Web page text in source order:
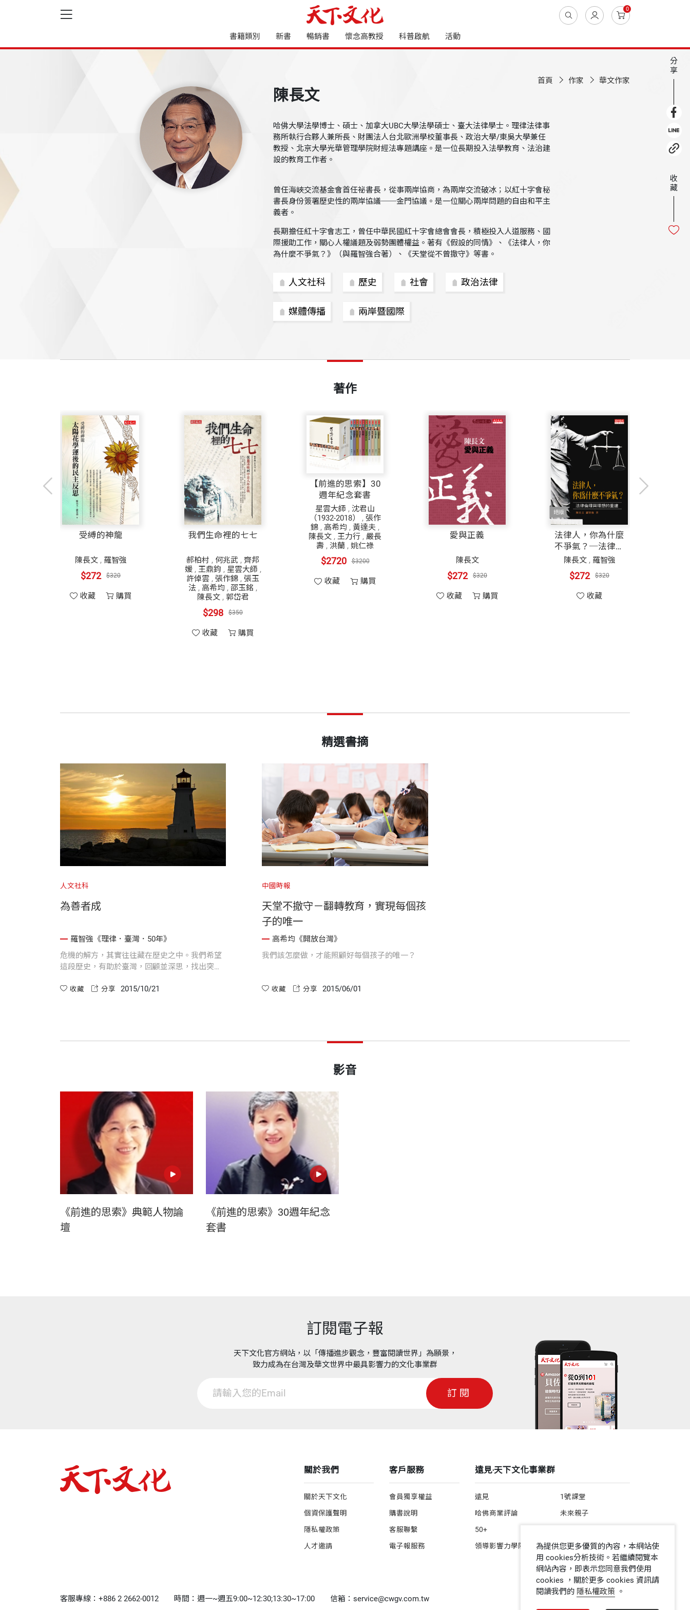
0
書籍類別 新書 暢銷書 懷念高教授 科普啟航 活動
首頁 作家 華文作家
陳長文
哈佛大學法學博士、碩士、加拿大UBC大學法學碩士、臺大法律學士。理律法律事
務所執行合夥人兼所長、財團法人台北歐洲學校董事長、政治大學/東吳大學兼任
教授、北京大學光華管理學院財經法專題講座。是一位長期投入法學教育、法治建
設的教育工作者。
曾任海峽交流基金會首任祕書長，從事兩岸協商，為兩岸交流破冰；以紅十字會秘
書長身份簽署歷史性的兩岸協議──金門協議。是一位關心兩岸問題的自由和平主
義者。
長期擔任紅十字會志工，曾任中華民國紅十字會總會會長，積極投入人道服務、國
際援助工作，關心人權議題及弱勢團體權益。著有《假設的同情》、《法律人，你
為什麼不爭氣？》（與羅智強合著）、《天堂從不曾撤守》等書。
人文社科 歷史 社會 政治法律
媒體傳播 兩岸暨國際
著作
受縛的神龍
陳長文, 羅智強
$272 $320
收藏 購買
我們生命裡的七七
郝柏村 , 何兆武 , 齊邦
媛, 王鼎鈞 , 星雲大師 ,
許倬雲 , 張作錦 , 張玉
法 , 高希均 , 邵玉銘 ,
陳長文, 郭岱君
$298 $350
收藏 購買
【前進的思索】30
週年紀念套書
星雲大師 , 沈君山
（1932-2018）
, 張作
錦 , 高希均 , 黃達夫 ,
陳長文 , 王力行 , 嚴長
壽 , 洪蘭 , 姚仁祿
$2720 $3200
收藏 購買
愛與正義
陳長文
$272 $320
收藏 購買
法律人，你為什麼
不爭氣？─法律倫
理與理想的重建
陳長文, 羅智強
$272 $320
收藏
精選書摘
人文社科
為善者成
羅智強《理律．臺灣．50年》
危機的解方，其實往往藏在歷史之中。我們希望
這段歷史，有助於臺灣，回顧並深思，找出突破
收藏 分享 2015/10/21
中國時報
天堂不撤守－翻轉教育，實現每個孩
子的唯一
高希均《開放台灣》
我們該怎麼做，才能照顧好每個孩子的唯一？
收藏 分享 2015/06/01
影音
《前進的思索》典範人物論
壇
《前進的思索》30週年紀念
套書
分
享
收
藏
訂閱電子報
天下文化官方網站，以「傳播進步觀念，豐富閱讀世界」為願景，
致力成為在台灣及華文世界中最具影響力的文化事業群
訂閱
關於我們
關於天下文化
個資保護聲明
隱私權政策
人才邀請
客戶服務
會員獨享權益
購書說明
客服聯繫
電子報服務
遠見‧天下文化事業群
遠見
哈佛商業評論
50+
領導影響力學院
1號課堂
未來親子
客服專線：+886 2 2662-0012 時間：週一~週五9:00~12:30;13:30~17:00 信箱：service@cwgv.com.tw
為提供您更多優質的內容，本網站使
用 cookies分析技術。若繼續閱覽本
網站內容，即表示您同意我們使用
cookies ，關於更多 cookies 資訊請
閱讀我們的 隱私權政策 。